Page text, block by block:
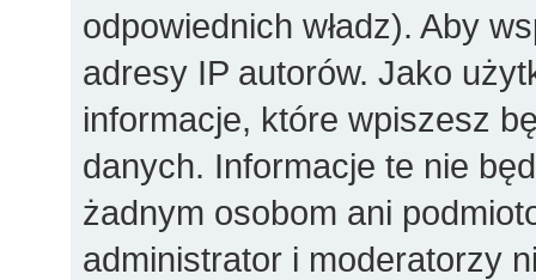
odpowiednich władz). Aby
adresy IP autorów. Jako
informacje, które wpiszesz
danych. Informacje te nie
żadnym osobom ani
administrator i moderatorzy